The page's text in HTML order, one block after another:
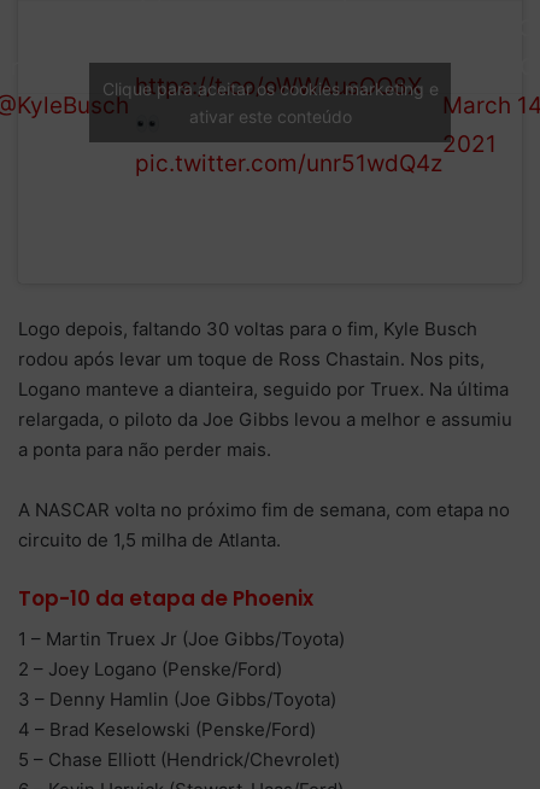
goes
!
https://t.co/oWWAusOO8X
pic.twitter.com/unr51wdQ4z
March
2021
Clique para aceitar os cookies marketing e
ativar este conteúdo
Logo depois, faltando 30 voltas para o fim, Kyle Busch
rodou após levar um toque de Ross Chastain. Nos pits,
Logano manteve a dianteira, seguido por Truex. Na última
relargada, o piloto da Joe Gibbs levou a melhor e assumiu
a ponta para não perder mais.
A NASCAR volta no próximo fim de semana, com etapa no
circuito de 1,5 milha de Atlanta.
Top-10 da etapa de Phoenix
1 – Martin Truex Jr (Joe Gibbs/Toyota)
2 – Joey Logano (Penske/Ford)
3 – Denny Hamlin (Joe Gibbs/Toyota)
4 – Brad Keselowski (Penske/Ford)
5 – Chase Elliott (Hendrick/Chevrolet)